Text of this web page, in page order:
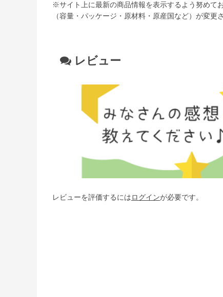
※サイト上に最新の商品情報を表示するよう努めて
（容量・パッケージ・原材料・原産国など）が変更
レビュー
レビューを評価するにはログインが必要です。